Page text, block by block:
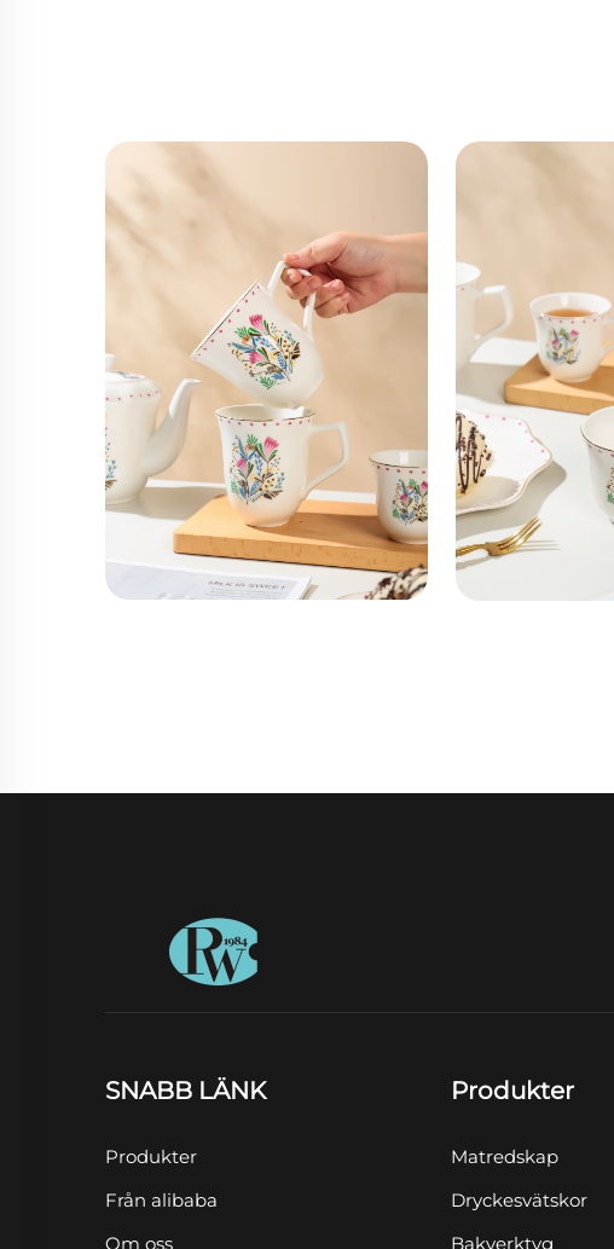
SNABB LÄNK
Produkter
Från alibaba
Om oss
Produkter
Matredskap
Dryckesvätskor
Bakverktyg